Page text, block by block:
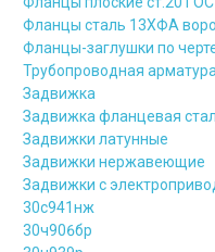
Фланцы сталь 13ХФА
Фланцы-заглушки по
Трубопроводная арматура
Задвижка
Задвижка фланцевая
Задвижки латунные
Задвижки нержавеющие
Задвижки с
30с941нж
30ч906бр